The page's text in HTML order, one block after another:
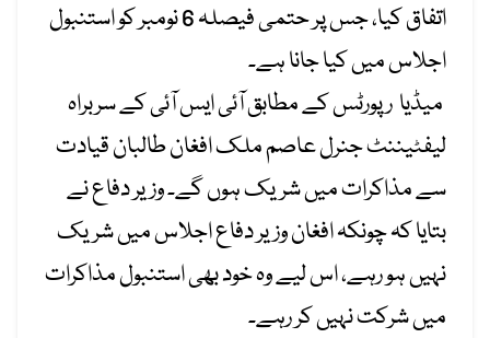
اتفاق کیا، جس پر حتمی فیصلہ 6 نومبر کو استنبول
اجلاس میں کیا جانا ہے۔
میڈیا رپورٹس کے مطابق آئی ایس آئی کے سربراہ
لیفٹیننٹ جنرل عاصم ملک افغان طالبان قیادت
سے مذاکرات میں شریک ہوں گے۔ وزیر دفاع نے
بتایا کہ چونکہ افغان وزیر دفاع اجلاس میں شریک
نہیں ہو رہے، اس لیے وہ خود بھی استنبول مذاکرات
میں شرکت نہیں کر رہے۔